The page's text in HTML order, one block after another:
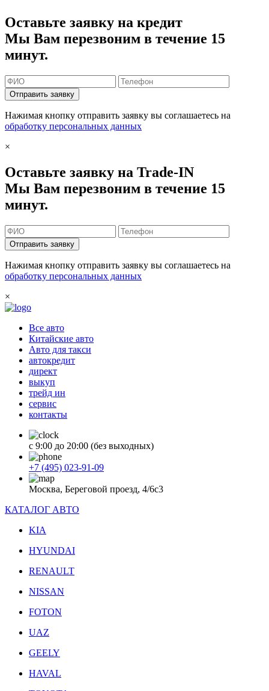
Оставьте заявку на кредит
Мы Вам перезвоним в течение 15
минут.
Отправить заявку
Нажимая кнопку отправить заявку вы соглашаетесь на
обработку персональных данных
×
Оставьте заявку на Trade-IN
Мы Вам перезвоним в течение 15
минут.
Отправить заявку
Нажимая кнопку отправить заявку вы соглашаетесь на
обработку персональных данных
×
Все авто
Китайские авто
Авто для такси
автокредит
директ
выкуп
трейд ин
сервис
контакты
с 9:00 до 20:00 (без выходных)
+7 (495) 023-91-09
Москва, Береговой проезд, 4/6с3
КАТАЛОГ АВТО
KIA
HYUNDAI
RENAULT
NISSAN
FOTON
UAZ
GEELY
HAVAL